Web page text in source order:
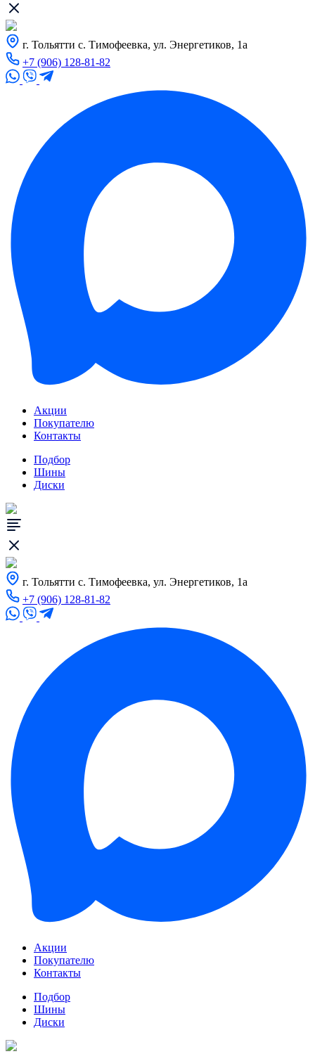
г. Тольятти с. Тимофеевка, ул. Энергетиков, 1а
+7 (906) 128-81-82
Акции
Покупателю
Контакты
Подбор
Шины
Диски
г. Тольятти с. Тимофеевка, ул. Энергетиков, 1а
+7 (906) 128-81-82
Акции
Покупателю
Контакты
Подбор
Шины
Диски